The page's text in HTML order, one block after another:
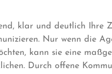
klar und deutlich Ihre
Nur wenn die
kann sie eine
Durch offene